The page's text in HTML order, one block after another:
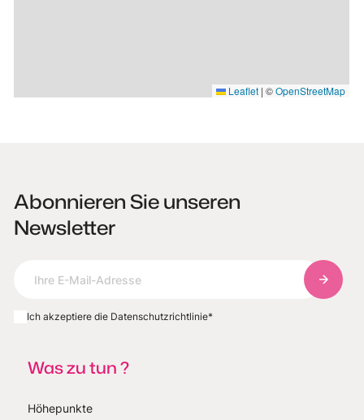
Leaflet | ©OpenStreetMap
Abonnieren Sie unseren
Newsletter
Ich akzeptiere die Datenschutzrichtlinie*
Was zu tun ?
Höhepunkte